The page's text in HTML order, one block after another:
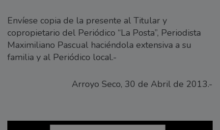
Envíese copia de la presente al Titular y
copropietario del Periódico “La Posta”, Periodista
Maximiliano Pascual haciéndola extensiva a su
familia y al Periódico local.-
Arroyo Seco, 30 de Abril de 2013.-